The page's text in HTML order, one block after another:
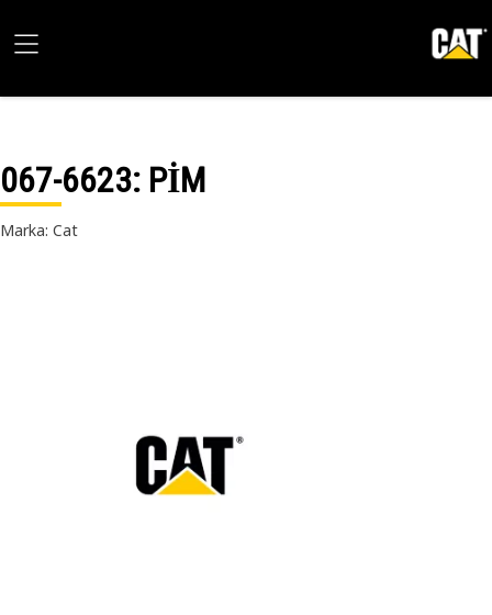
067-6623: PİM
Marka: Cat